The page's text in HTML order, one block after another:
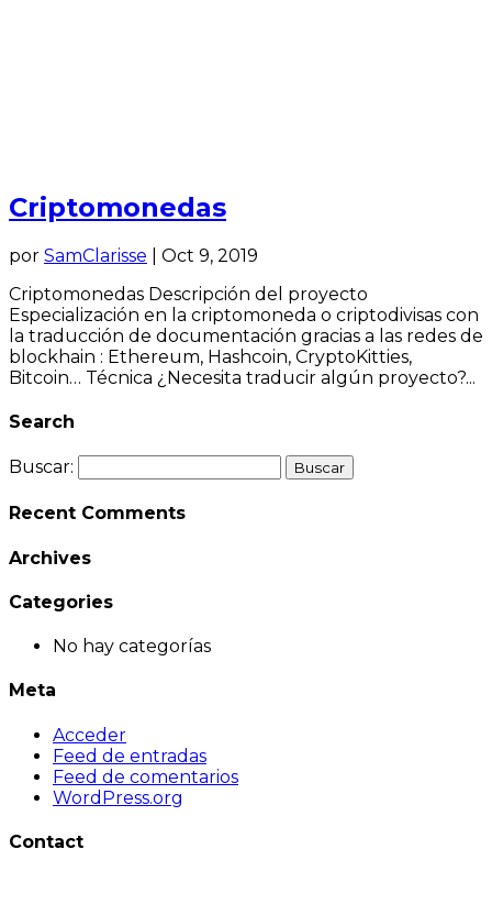
Criptomonedas
por SamClarisse
Oct 9, 2019
Criptomonedas Descripción del proyecto
Especialización en la criptomoneda o criptodivisas con
la traducción de documentación gracias a las redes de
blockhain : Ethereum, Hashcoin, CryptoKitties,
Bitcoin… Técnica ¿Necesita traducir algún proyecto?...
Search
Buscar:
Recent Comments
Archives
Categories
No hay categorías
Meta
Acceder
Feed de entradas
Feed de comentarios
WordPress.org
Contact